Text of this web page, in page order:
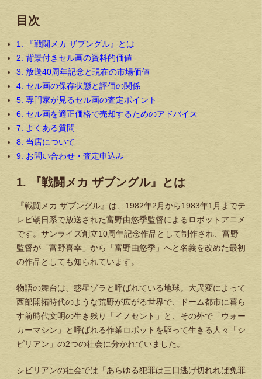
目次
1. 『戦闘メカ ザブングル』とは
2. 背景付きセル画の資料的価値
3. 放送40周年記念と現在の市場価値
4. セル画の保存状態と評価の関係
5. 専門家が見るセル画の査定ポイント
6. セル画を適正価格で売却するためのアドバイス
7. よくある質問
8. 当店について
9. お問い合わせ・査定申込み
1. 『戦闘メカ ザブングル』とは
『戦闘メカ ザブングル』は、1982年2月から1983年1月までテ
レビ朝日系で放送された富野由悠季監督によるロボットアニメ
です。サンライズ創立10周年記念作品として制作され、富野
監督が「富野喜幸」から「富野由悠季」へと名義を改めた最初
の作品としても知られています。
物語の舞台は、惑星ゾラと呼ばれている地球。大異変によって
西部開拓時代のような荒野が広がる世界で、ドーム都市に暮ら
す前時代文明の生き残り「イノセント」と、その外で「ウォー
カーマシン」と呼ばれる作業ロボットを駆って生きる人々「シ
ビリアン」の2つの社会に分かれていました。
シビリアンの社会では「あらゆる犯罪は三日逃げ切れれば免罪